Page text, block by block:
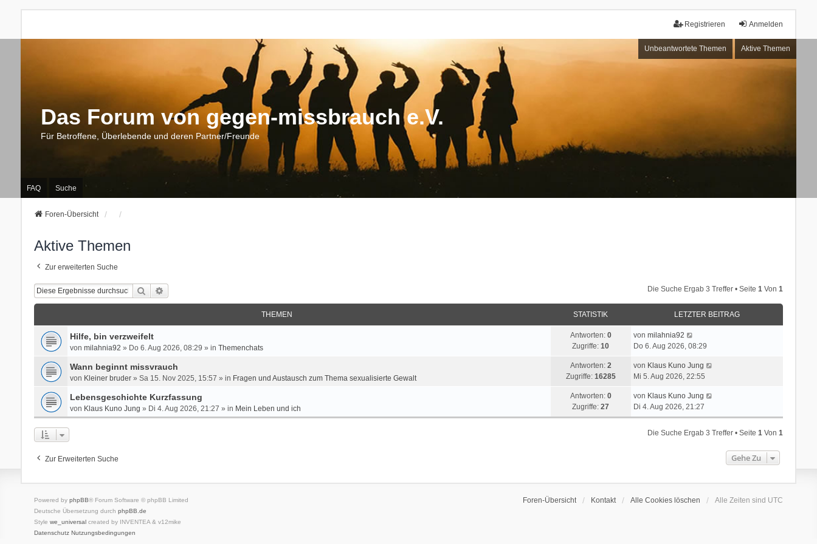
Anmelden
Registrieren
Unbeantwortete Themen Aktive Themen
Das Forum von gegen-missbrauch e.V.
Für Betroffene, Überlebende und deren Partner/Freunde
FAQ Suche
Foren-Übersicht
Aktive Themen
Zur erweiterten Suche
Suche Die Suche Ergab 3 Treffer • Seite1 Von1
THEMEN STATISTIK LETZTER BEITRAG
Hilfe, bin verzweifelt
von milahnia92 » Do 6. Aug 2026, 08:29 » in Themenchats
Antworten: 0
Zugriffe:10
von milahnia92
Do 6. Aug 2026, 08:29
Wann beginnt missvrauch
von Kleiner bruder» Sa 15. Nov 2025, 15:57 » in Fragen und Austausch zum Thema sexualisierte Gewalt
Antworten: 2
Zugriffe: 16285
von Klaus Kuno Jung
Mi 5. Aug 2026, 22:55
Lebensgeschichte Kurzfassung
von Klaus Kuno Jung » Di 4. Aug 2026, 21:27 » in Mein Leben und ich
Antworten: 0
Zugriffe:27
von Klaus Kuno Jung
Di 4. Aug 2026, 21:27
Die Suche Ergab 3 Treffer • Seite1 Von1
Zur Erweiterten Suche Gehe Zu
Foren-Übersicht Kontakt Alle Cookies löschen Alle Zeiten sind UTC
Powered by phpBB® Forum Software © phpBB Limited
Deutsche Übersetzung durch phpBB.de
Style we_universalcreated by INVENTEA & v12mike
Datenschutz Nutzungsbedingungen